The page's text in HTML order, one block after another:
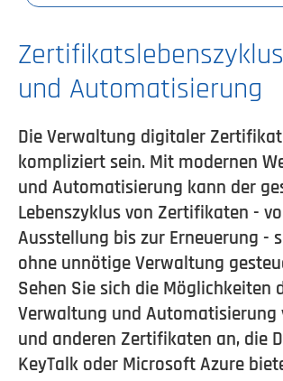
und Automatisierung
Die Verwaltung digitaler
kompliziert sein. Mit modernen
und Automatisierung kann der
Lebenszyklus von Zertifikaten -
Ausstellung bis zur Erneuerung -
ohne unnötige Verwaltung
Sehen Sie sich die Möglichkeiten
Verwaltung und Automatisierung
und anderen Zertifikaten an, die
KeyTalk oder Microsoft Azure